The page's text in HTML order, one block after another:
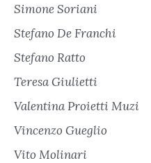
Simone Soriani
Stefano De Franchi
Stefano Ratto
Teresa Giulietti
Valentina Proietti Muzi
Vincenzo Gueglio
Vito Molinari